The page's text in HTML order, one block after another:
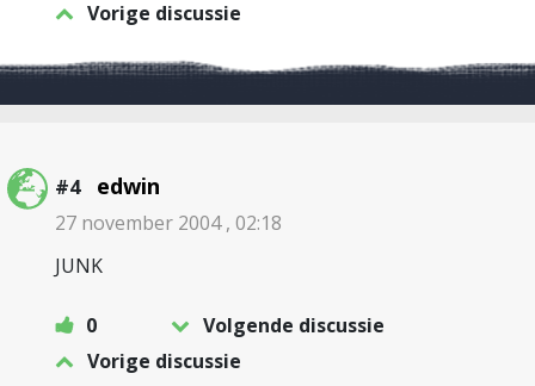
Vorige discussie
#4 edwin
27 november 2004 , 02:18
JUNK
0
Volgende discussie
Vorige discussie